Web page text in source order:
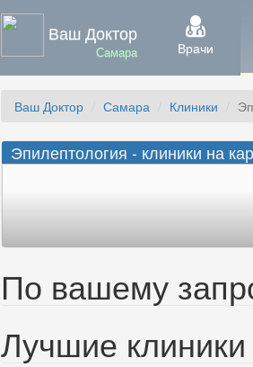
Ваш Доктор
Самара Врачи
Ваш Доктор Самара Клиники
Эпилептология - клиники на
По вашему
Лучшие клиники